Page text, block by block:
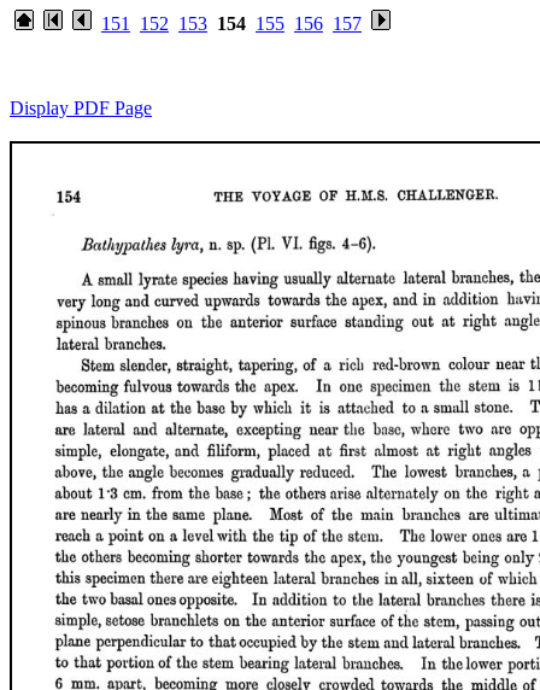
151 152 153 154 155 156 157
Display PDF Page